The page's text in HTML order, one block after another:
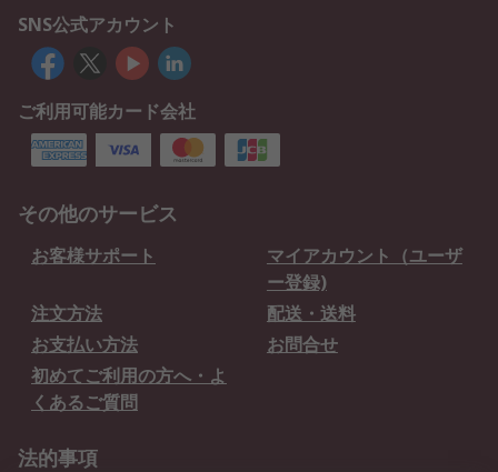
SNS公式アカウント
ご利用可能カード会社
その他のサービス
お客様サポート
マイアカウント（ユーザ
ー登録)
注文方法
配送・送料
お支払い方法
お問合せ
初めてご利用の方へ・よ
くあるご質問
法的事項